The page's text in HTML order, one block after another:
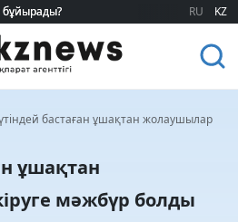
бұйырады?
бұйырады? RU KZ
бастаған ұшақтан жолаушылар
ұшақтан
мәжбүр болды